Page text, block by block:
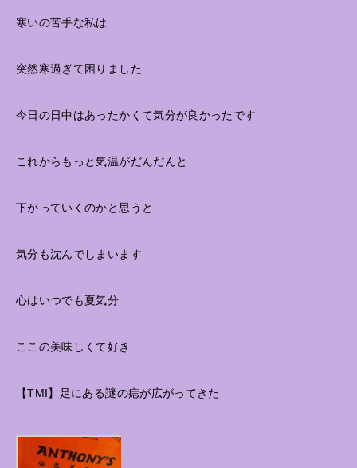
寒いの苦手な私は
突然寒過ぎて困りました
今日の日中はあったかくて気分が良かったです
これからもっと気温がだんだんと
下がっていくのかと思うと
気分も沈んでしまいます
心はいつでも夏気分
ここの美味しくて好き
【TMI】足にある謎の痣が広がってきた